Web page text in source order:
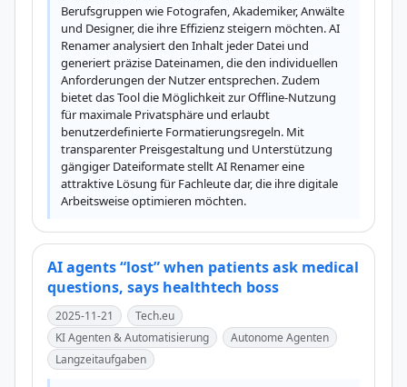
Berufsgruppen wie Fotografen, Akademiker, Anwälte
und Designer, die ihre Effizienz steigern möchten. AI
Renamer analysiert den Inhalt jeder Datei und
generiert präzise Dateinamen, die den individuellen
Anforderungen der Nutzer entsprechen. Zudem
bietet das Tool die Möglichkeit zur Offline-Nutzung
für maximale Privatsphäre und erlaubt
benutzerdefinierte Formatierungsregeln. Mit
transparenter Preisgestaltung und Unterstützung
gängiger Dateiformate stellt AI Renamer eine
attraktive Lösung für Fachleute dar, die ihre digitale
Arbeitsweise optimieren möchten.
AI agents “lost” when patients ask medical
questions, says healthtech boss
2025-11-21
Tech.eu
KI Agenten & Automatisierung
Autonome Agenten
Langzeitaufgaben